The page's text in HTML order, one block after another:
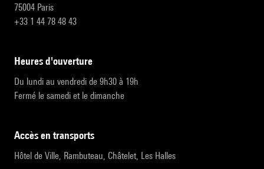
75004 Paris
+33 1 44 78 48 43
heures d'ouverture
Du lundi au vendredi de 9h30 à 19h
Fermé le samedi et le dimanche
accès en transports
Hôtel de Ville, Rambuteau, Châtelet, Les Halles